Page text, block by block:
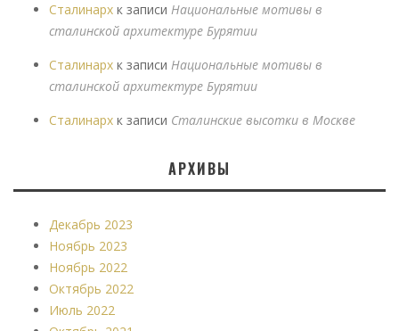
Сталинарх к записи Национальные мотивы в
сталинской архитектуре Бурятии
Сталинарх к записи Национальные мотивы в
сталинской архитектуре Бурятии
Сталинарх к записи Сталинские высотки в Москве
АРХИВЫ
Декабрь 2023
Ноябрь 2023
Ноябрь 2022
Октябрь 2022
Июль 2022